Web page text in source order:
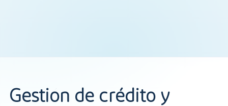
Gestión de crédito y